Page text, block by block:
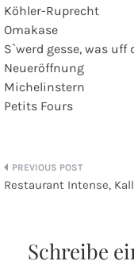
Köhler-Ruprecht
Omakase
S`werd gesse, was
Neueröffnung
Michelinstern
Petits Fours
Restaurant Intense,
Schreibe